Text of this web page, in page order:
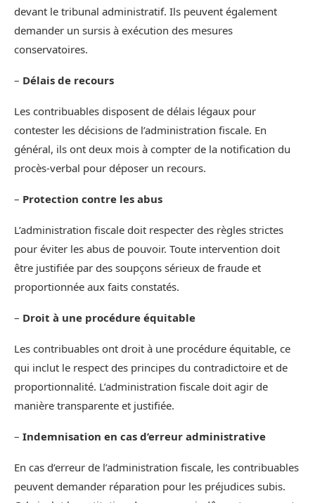
devant le tribunal administratif. Ils peuvent également
demander un sursis à exécution des mesures
conservatoires.
– Délais de recours
Les contribuables disposent de délais légaux pour
contester les décisions de l’administration fiscale. En
général, ils ont deux mois à compter de la notification du
procès-verbal pour déposer un recours.
– Protection contre les abus
L’administration fiscale doit respecter des règles strictes
pour éviter les abus de pouvoir. Toute intervention doit
être justifiée par des soupçons sérieux de fraude et
proportionnée aux faits constatés.
– Droit à une procédure équitable
Les contribuables ont droit à une procédure équitable, ce
qui inclut le respect des principes du contradictoire et de
proportionnalité. L’administration fiscale doit agir de
manière transparente et justifiée.
– Indemnisation en cas d’erreur administrative
En cas d’erreur de l’administration fiscale, les contribuables
peuvent demander réparation pour les préjudices subis.